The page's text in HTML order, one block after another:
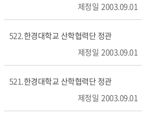
2003.09.01
522 한경대학교 산학협력단 정관
2003.09.01
521 한경대학교 산학협력단 정관
2003.09.01